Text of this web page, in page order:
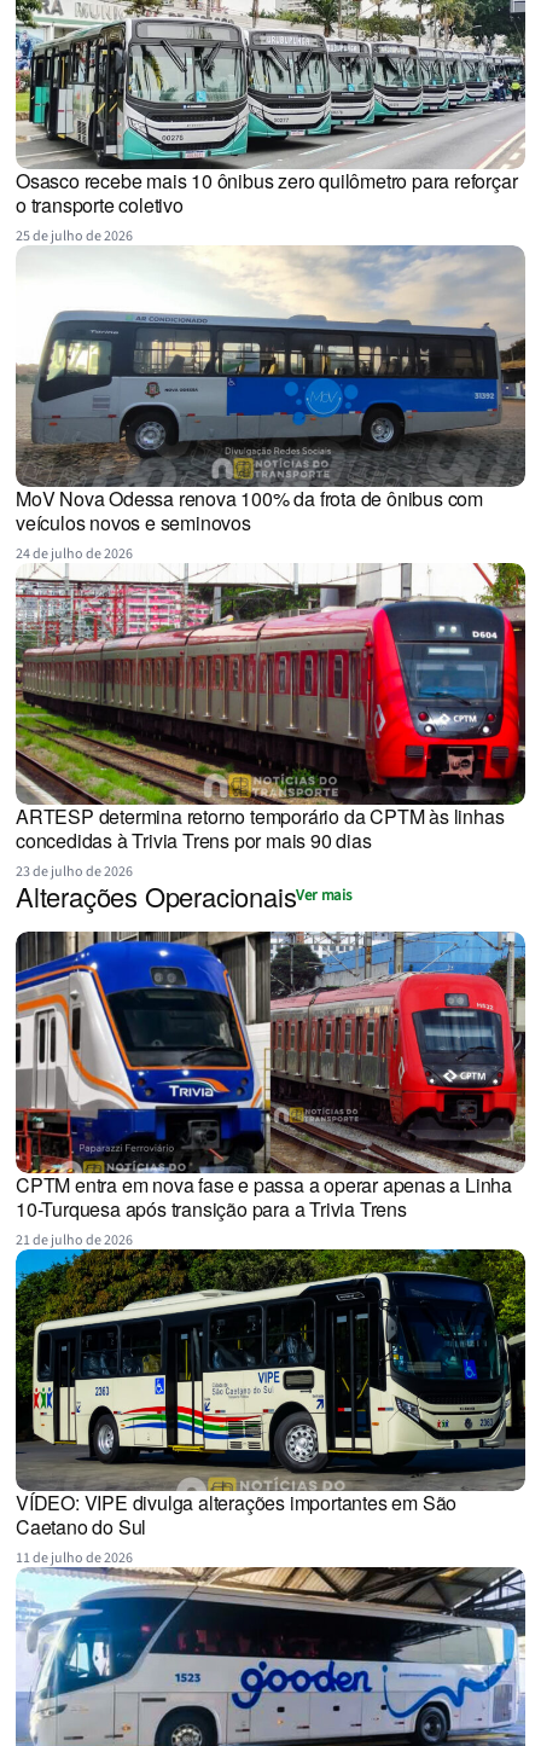
Osasco recebe mais 10 ônibus zero quilômetro para reforçar
o transporte coletivo
25 de julho de 2026
MoV Nova Odessa renova 100% da frota de ônibus com
veículos novos e seminovos
24 de julho de 2026
ARTESP determina retorno temporário da CPTM às linhas
concedidas à Trivia Trens por mais 90 dias
23 de julho de 2026
Alterações OperacionaisVer mais
CPTM entra em nova fase e passa a operar apenas a Linha
10-Turquesa após transição para a Trivia Trens
21 de julho de 2026
VÍDEO: VIPE divulga alterações importantes em São
Caetano do Sul
11 de julho de 2026